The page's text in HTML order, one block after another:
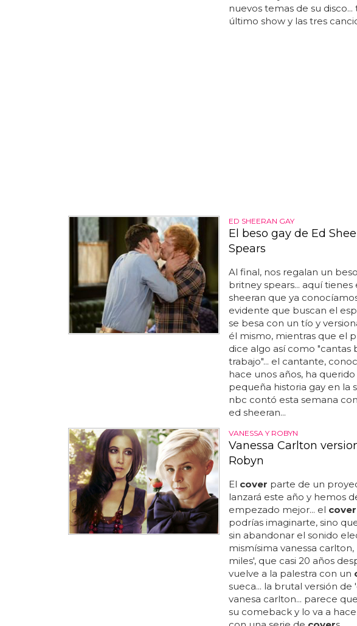
nuevos temas de su
último show y las tres
ED SHEERAN GAY
El beso gay de Ed
Spears
Al final, nos regalan un
britney spears... aquí
sheeran que ya
evidente que buscan el
se besa con un tío y
él mismo, mientras que el
dice algo así como
trabajo"... el cantante,
hace unos años, ha
pequeña historia gay en la
nbc contó esta semana
ed sheeran...
VANESSA Y ROBYN
Vanessa Carlton
Robyn
El cover parte de un
lanzará este año y hemos
empezado mejor... el cover
podrías imaginarte, sino
sin abandonar el sonido
mismísima vanessa
miles', que casi 20 años
vuelve a la palestra con un
sueca... la brutal versión
vanesa carlton... parece
su comeback y lo va a